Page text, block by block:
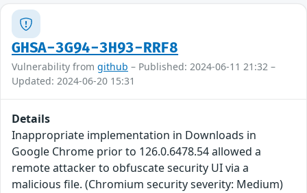
GHSA-3G94-3H93-RRF8
Vulnerability from github – Published: 2024-06-11 21:32 –
Updated: 2024-06-20 15:31
Details
Inappropriate implementation in Downloads in
Google Chrome prior to 126.0.6478.54 allowed a
remote attacker to obfuscate security UI via a
malicious file. (Chromium security severity: Medium)